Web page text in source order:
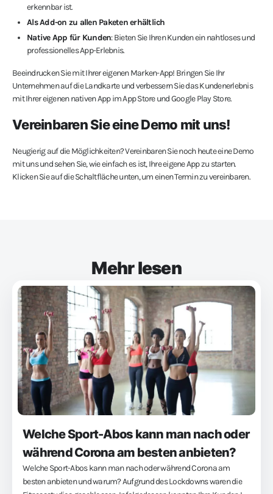
erkennbar ist.
Als Add-on zu allen Paketen erhältlich
Native App für Kunden: Bieten Sie Ihren Kunden ein nahtloses und
professionelles App-Erlebnis.
Beeindrucken Sie mit Ihrer eigenen Marken-App! Bringen Sie Ihr
Unternehmen auf die Landkarte und verbessern Sie das Kundenerlebnis
mit Ihrer eigenen nativen App im App Store und Google Play Store.
Vereinbaren Sie eine Demo mit uns!
Neugierig auf die Möglichkeiten? Vereinbaren Sie noch heute eine Demo
mit uns und sehen Sie, wie einfach es ist, Ihre eigene App zu starten.
Klicken Sie auf die Schaltfläche unten, um einen Termin zu vereinbaren.
Mehr lesen
Welche Sport-Abos kann man nach oder
während Corona am besten anbieten?
Welche Sport-Abos kann man nach oder während Corona am
besten anbieten und warum? Aufgrund des Lockdowns waren die